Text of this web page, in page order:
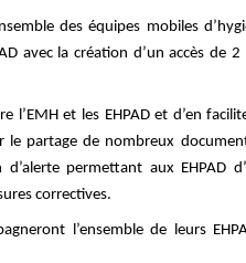
des équipes mobiles
avec la création d’un accès de 2
et les EHPAD et d’en
partage de nombreux
permettant aux EHPAD
correctives.
l’ensemble de leurs